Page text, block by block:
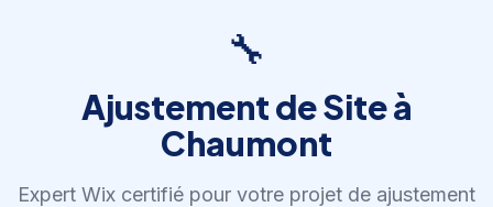
🔧
Ajustement de Siteà
Chaumont
Expert Wix certifié pour votre projet de ajustement